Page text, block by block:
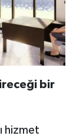
bir
hizmet